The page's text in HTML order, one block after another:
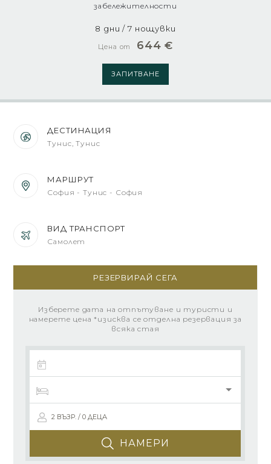
забележителности
8 дни / 7 нощувки
Цена от 644 €
ЗАПИТВАНЕ
ДЕСТИНАЦИЯ
Тунис, Тунис
МАРШРУТ
София - Тунис - София
ВИД ТРАНСПОРТ
Самолет
РЕЗЕРВИРАЙ СЕГА
Изберете дата на отпътуване и туристи и
намерете цена *изисква се отделна резервация за
всяка стая
2 ВЪЗР. / 0 ДЕЦА
НАМЕРИ